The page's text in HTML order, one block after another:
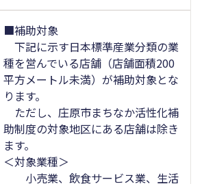
■補助対象
下記に示す日本標準産業分類の業
種を営んでいる店舗（店舗面積200
平方メートル未満）が補助対象とな
ります。
ただし、庄原市まちなか活性化補
助制度の対象地区にある店舗は除き
ます。
＜対象業種＞
小売業、飲食サービス業、生活